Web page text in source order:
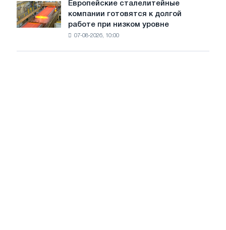
рынке
стали
сохранятся,
на
Европейские
сталелитейные
компании
Европейские сталелитейные
компании готовятся к долгой
работе при низком уровне
07-08-2026, 10:00